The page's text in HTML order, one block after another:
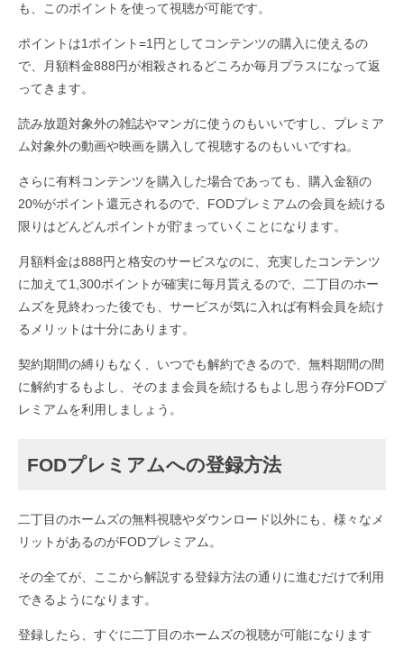
も、このポイントを使って視聴が可能です。
ポイントは1ポイント=1円としてコンテンツの購入に使えるの
で、月額料金888円が相殺されるどころか毎月プラスになって返
ってきます。
読み放題対象外の雑誌やマンガに使うのもいいですし、プレミア
ム対象外の動画や映画を購入して視聴するのもいいですね。
さらに有料コンテンツを購入した場合であっても、購入金額の
20%がポイント還元されるので、FODプレミアムの会員を続ける
限りはどんどんポイントが貯まっていくことになります。
月額料金は888円と格安のサービスなのに、充実したコンテンツ
に加えて1,300ポイントが確実に毎月貰えるので、二丁目のホー
ムズを見終わった後でも、サービスが気に入れば有料会員を続け
るメリットは十分にあります。
契約期間の縛りもなく、いつでも解約できるので、無料期間の間
に解約するもよし、そのまま会員を続けるもよし思う存分FODプ
レミアムを利用しましょう。
FODプレミアムへの登録方法
二丁目のホームズの無料視聴やダウンロード以外にも、様々なメ
リットがあるのがFODプレミアム。
その全てが、ここから解説する登録方法の通りに進むだけで利用
できるようになります。
登録したら、すぐに二丁目のホームズの視聴が可能になります